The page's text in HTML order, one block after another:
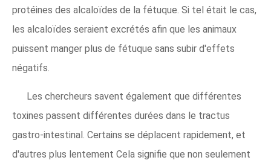
protéines des alcaloïdes de la fétuque. Si tel était le cas,
les alcaloïdes seraient excrétés afin que les animaux
puissent manger plus de fétuque sans subir d'effets
négatifs.
Les chercheurs savent également que différentes
toxines passent différentes durées dans le tractus
gastro-intestinal. Certains se déplacent rapidement, et
d'autres plus lentement Cela signifie que non seulement